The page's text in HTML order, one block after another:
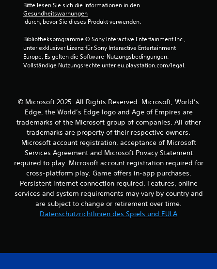
a
r
o
h
n
e
C
r
o
l
l
e
r
v
i
b
r
a
t
i
D
r
t
z
s
e
t
z
w
o
d
u
a
u
f
g
e
h
ö
r
h
.
Bitte lesen Sie sich die Informationen in den
Gesundheitswarnungen
durch, bevor Sie dieses Produkt verwenden.
Bibliotheksprogramme © Sony Interactive Entertainment Inc.,
unter exklusiver Lizenz für Sony Interactive Entertainment
Europe. Es gelten die Software-Nutzungsbedingungen.
Vollständige Nutzungsrechte unter eu.playstation.com/legal.
© Microsoft 2025. All Rights Reserved. Microsoft, World’s
Edge, the World’s Edge logo and Age of Empires are
trademarks of the Microsoft group of companies. All other
trademarks are property of their respective owners.
Microsoft account registration, acceptance of Microsoft
Services Agreement and Microsoft Privacy Statement
required to play. Microsoft account registration required for
cross-platform play. Game offers in-app purchases.
Persistent internet connection required. Features, online
services and system requirements may vary by country and
are subject to change or retirement over time.
Datenschutzrichtlinien des Spiels und EULA